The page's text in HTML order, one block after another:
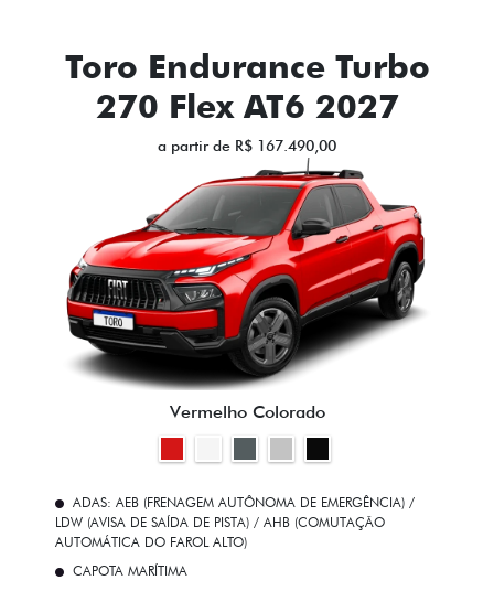
Toro Endurance Turbo
270 Flex AT6 2027
a partir de R$ 167.490,00
Vermelho Colorado
ADAS: AEB (FRENAGEM AUTÔNOMA DE EMERGÊNCIA) /
LDW (AVISA DE SAÍDA DE PISTA) / AHB (COMUTAÇÃO
AUTOMÁTICA DO FAROL ALTO)
CAPOTA MARÍTIMA